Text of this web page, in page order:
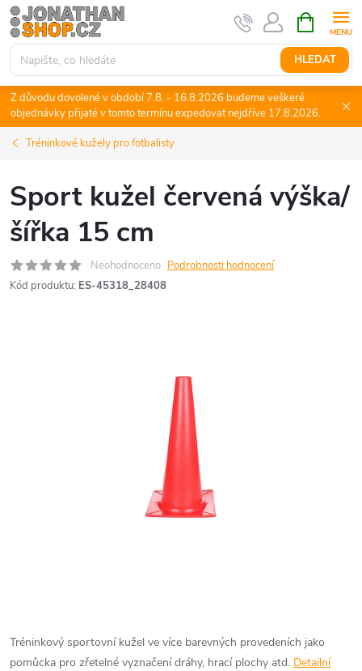
Přejít
na
obsah
HLEDAT
NÁKUPNÍ
KOŠÍK
Z důvodu dovolené v období 7.8. - 16.8.2026 budeme veškeré
objednávky přijaté v tomto termínu expedovat nejdříve 17.8.2026.
Tréninkové kužely pro fotbalisty
Sport kužel červená výška/
šířka 15 cm
Neohodnoceno Podrobnosti hodnocení
Kód produktu: ES-45318_28408
Tréninkový sportovní kužel ve více barevných provedeních jako
pomůcka pro zřetelné vyznačení dráhy, hrací plochy atd. Detailní